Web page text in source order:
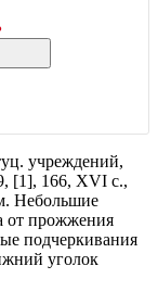
учреждений,
[1], 166, XVI с.,
Небольшие
от прожжения
подчеркивания
уголок